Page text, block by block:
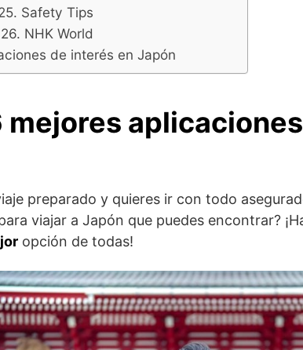
Safety Tips
26. NHK World
de interés en Japón
mejores
preparado y quieres ir con todo
viajar a Japón que puedes encontrar?
opción de todas!